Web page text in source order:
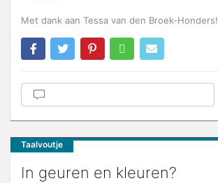
Met dank aan Tessa van den Broek-Honders!
Taalvoutje
In geuren en kleuren?